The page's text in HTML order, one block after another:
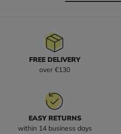
FREE DELIVERY
over €130
EASY RETURNS
within 14 business days